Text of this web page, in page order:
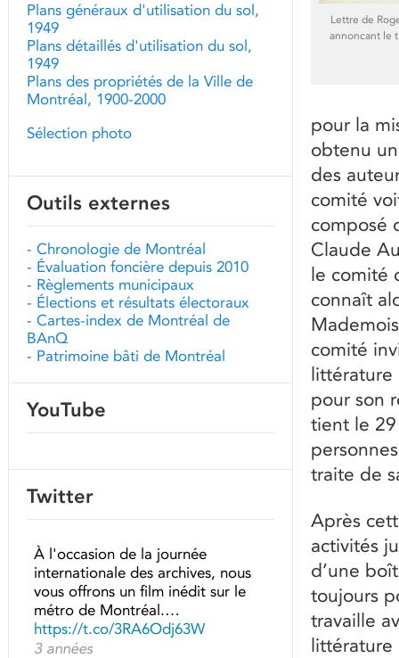
Lettre de
annoncant le
pour la
obtenu
des
comité
composé
Claude
le comité
connaît
comité
littérature
pour son
tient le
traite de
Après
activités
d’une
toujours
travaille
littérature
Plans généraux d'utilisation du sol,
1949
Plans détaillés d'utilisation du sol,
1949
Plans des propriétés de la Ville de
Montréal, 1900-2000
Sélection photo
Outils externes
- Chronologie de Montréal
- Évaluation foncière depuis 2010
- Règlements municipaux
- Élections et résultats électoraux
- Cartes-index de Montréal de
BAnQ
- Patrimoine bâti de Montréal
YouTube
Twitter
À l'occasion de la journée
internationale des archives, nous
vous offrons un film inédit sur le
métro de Montréal.…
https://t.co/3RA6Odj63W
3 années